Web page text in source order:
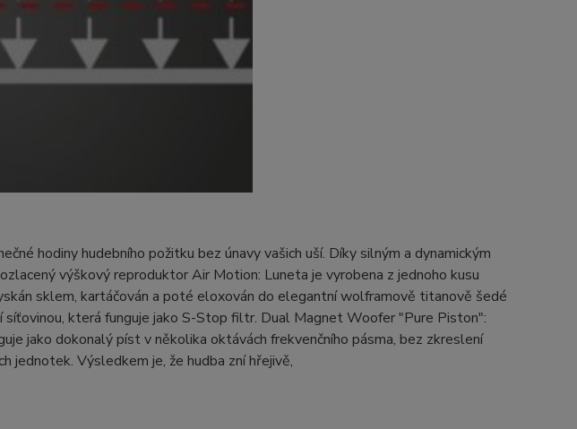
hodiny hudebního požitku bez únavy vašich uší. Díky silným a dynamickým
výškový reproduktor Air Motion: Luneta je vyrobena z jednoho kusu
sklem, kartáčován a poté eloxován do elegantní wolframově titanově šedé
síťovinou, která funguje jako S-Stop filtr. Dual Magnet Woofer "Pure Piston":
jako dokonalý píst v několika oktávách frekvenčního pásma, bez zkreslení
jednotek. Výsledkem je, že hudba zní hřejivě,